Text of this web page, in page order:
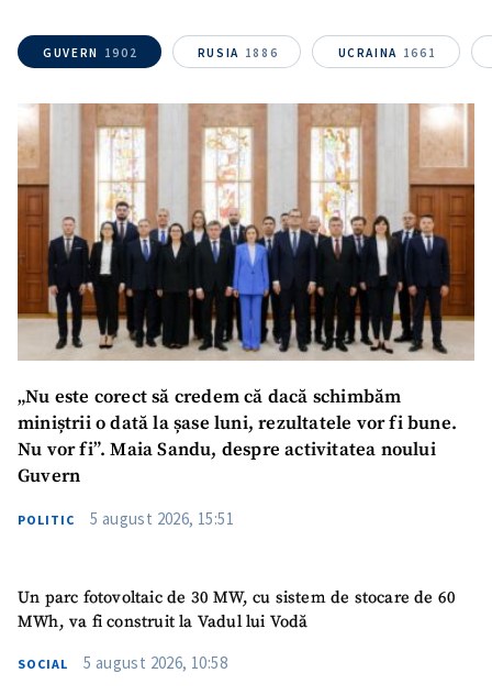
GUVERN 1902 RUSIA 1886 UCRAINA 1661
„Nu este corect să credem că dacă schimbăm
miniștrii o dată la șase luni, rezultatele vor fi bune.
Nu vor fi”. Maia Sandu, despre activitatea noului
Guvern
POLITIC 5 august 2026, 15:51
Un parc fotovoltaic de 30 MW, cu sistem de stocare de 60
MWh, va fi construit la Vadul lui Vodă
SOCIAL 5 august 2026, 10:58